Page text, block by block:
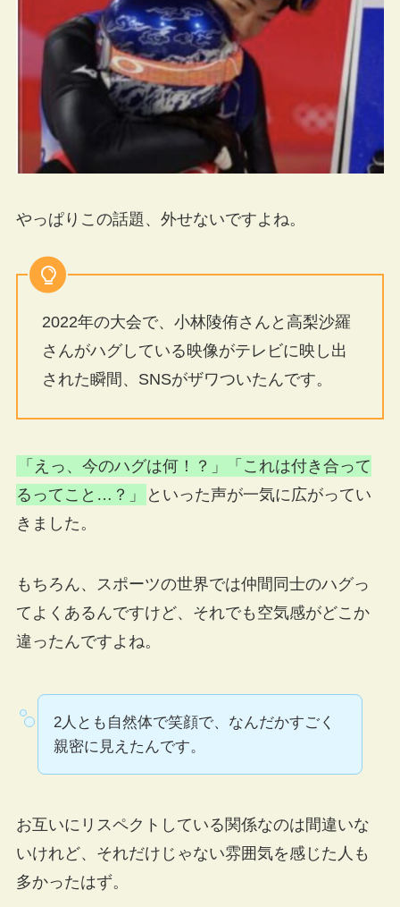
やっぱりこの話題、外せないですよね。
2022年の大会で、小林陵侑さんと高梨沙羅
さんがハグしている映像がテレビに映し出
された瞬間、SNSがザワついたんです。
「えっ、今のハグは何！？」「これは付き合って
るってこと…？」
といった声が一気に広がってい
きました。
もちろん、スポーツの世界では仲間同士のハグっ
てよくあるんですけど、それでも空気感がどこか
違ったんですよね。
2人とも自然体で笑顔で、なんだかすごく
親密に見えたんです。
お互いにリスペクトしている関係なのは間違いな
いけれど、それだけじゃない雰囲気を感じた人も
多かったはず。